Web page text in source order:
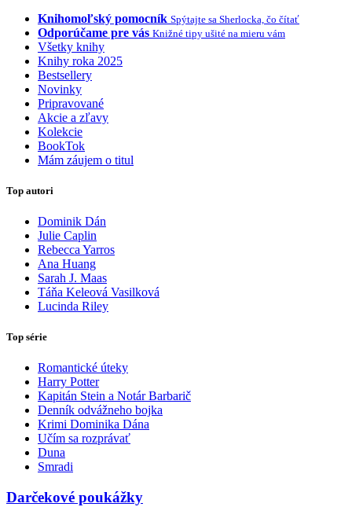
Knihomoľský pomocník Spýtajte sa Sherlocka, čo čítať
Odporúčame pre vás Knižné tipy ušité na mieru vám
Všetky knihy
Knihy roka 2025
Bestsellery
Novinky
Pripravované
Akcie a zľavy
Kolekcie
BookTok
Mám záujem o titul
Top autori
Dominik Dán
Julie Caplin
Rebecca Yarros
Ana Huang
Sarah J. Maas
Táňa Keleová Vasilková
Lucinda Riley
Top série
Romantické úteky
Harry Potter
Kapitán Stein a Notár Barbarič
Denník odvážneho bojka
Krimi Dominika Dána
Učím sa rozprávať
Duna
Smradi
Darčekové poukážky